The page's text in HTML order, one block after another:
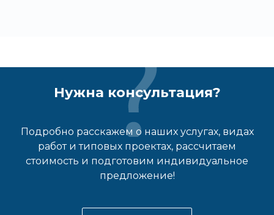
Нужна консультация?
Подробно расскажем о наших услугах, видах
работ и типовых проектах, рассчитаем
стоимость и подготовим индивидуальное
предложение!